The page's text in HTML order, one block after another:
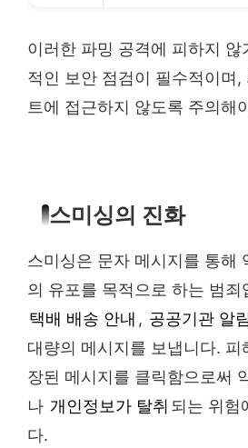
이러한 파밍 공격에 피하지 않
적인 보안 점검이 필수적이며,
트에 접근하지 않도록 주의해
스미싱의 진화
스미싱은 문자 메시지를 통해
의 유포를 목적으로 하는 범죄
택배 배송 안내 , 공공기관 알
대량의 메시지를 보냅니다. 피
장된 메시지를 클릭함으로써
나 개인정보가 탈취 되는 위험
다.